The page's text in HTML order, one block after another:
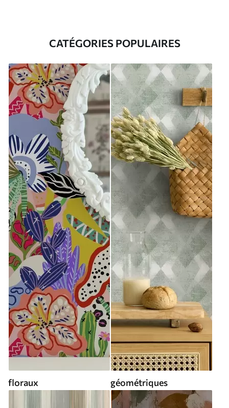
CATÉGORIES POPULAIRES
floraux géométriques